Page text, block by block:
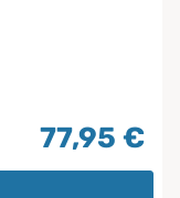
77,95 €